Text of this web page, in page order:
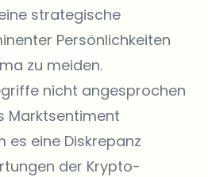
strategische
Persönlichkeiten
zu meiden.
nicht angesprochen
Marktsentiment
es eine Diskrepanz
der Krypto-